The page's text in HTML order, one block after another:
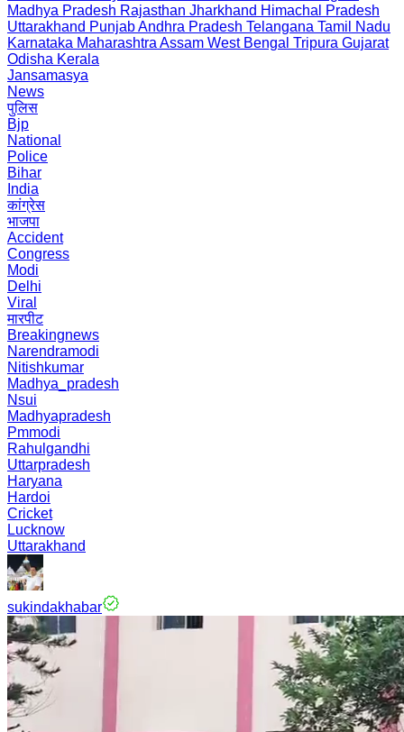
Madhya Pradesh Rajasthan Jharkhand Himachal Pradesh
Uttarakhand PunjabAndhra Pradesh Telangana Tamil Nadu
Karnataka Maharashtra Assam West Bengal Tripura Gujarat
Odisha Kerala
Jansamasya
News
पुलिस
Bjp
National
Police
Bihar
India
कांग्रेस
भाजपा
Accident
Congress
Modi
Delhi
Viral
मारपीट
Breakingnews
Narendramodi
Nitishkumar
Madhya_pradesh
Nsui
Madhyapradesh
Pmmodi
Rahulgandhi
Uttarpradesh
Haryana
Hardoi
Cricket
Lucknow
Uttarakhand
sukindakhabar